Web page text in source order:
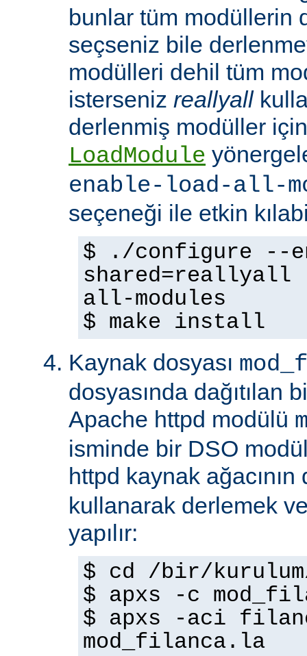
bunlar tüm modüllerin
seçseniz bile
modülleri dehil tüm
isterseniz reallyall
derlenmiş modüller
LoadModule
enable-load-all-
seçeneği ile etkin
$ ./configure --
shared=reallyall
all-modules
$ make install
Kaynak dosyası
dosyasında dağıtılan
Apache httpd modülü
isminde bir DSO
httpd kaynak ağacının
kullanarak derlemek
yapılır:
$ cd /bir/
$ apxs -c
$ apxs -aci
mod_filanca.la